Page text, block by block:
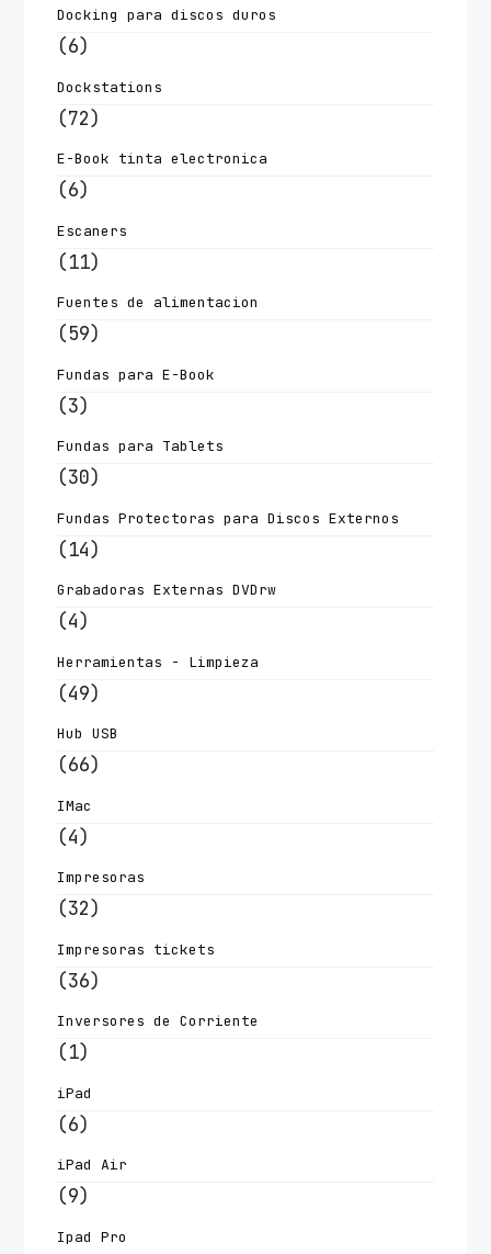
Docking para discos duros
(6)
Dockstations
(72)
E-Book tinta electronica
(6)
Escaners
(11)
Fuentes de alimentacion
(59)
Fundas para E-Book
(3)
Fundas para Tablets
(30)
Fundas Protectoras para Discos Externos
(14)
Grabadoras Externas DVDrw
(4)
Herramientas - Limpieza
(49)
Hub USB
(66)
IMac
(4)
Impresoras
(32)
Impresoras tickets
(36)
Inversores de Corriente
(1)
iPad
(6)
iPad Air
(9)
Ipad Pro